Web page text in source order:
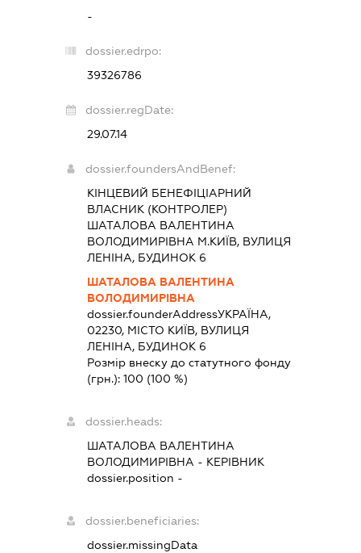
-
dossier.edrpo:
39326786
dossier.regDate:
29.07.14
dossier.foundersAndBenef:
КІНЦЕВИЙ БЕНЕФІЦІАРНИЙ
ВЛАСНИК (КОНТРОЛЕР)
ШАТАЛОВА ВАЛЕНТИНА
ВОЛОДИМИРІВНА М.КИЇВ, ВУЛИЦЯ
ЛЕНІНА, БУДИНОК 6
ШАТАЛОВА ВАЛЕНТИНА
ВОЛОДИМИРІВНА
dossier.founderAddressУКРАЇНА,
02230, МІСТО КИЇВ, ВУЛИЦЯ
ЛЕНІНА, БУДИНОК 6
Розмір внеску до статутного фонду
(грн.):100 (100 %)
dossier.heads:
ШАТАЛОВА ВАЛЕНТИНА
ВОЛОДИМИРІВНА - КЕРІВНИК
dossier.position -
dossier.beneficiaries:
dossier.missingData